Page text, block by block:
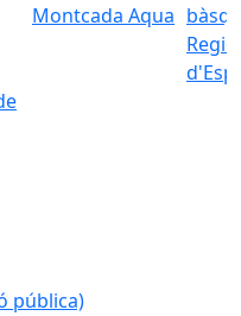
Montcada Aqua
pública)